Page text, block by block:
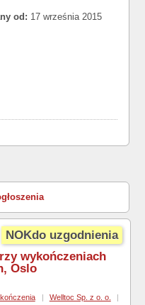
od: 17 września 2015
NOKdo uzgodnienia
wykończeniach
Oslo
| Welltoc Sp. z o. o.
|